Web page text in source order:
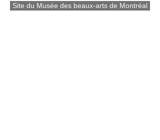
Site du Musée des beaux-arts de Montréal